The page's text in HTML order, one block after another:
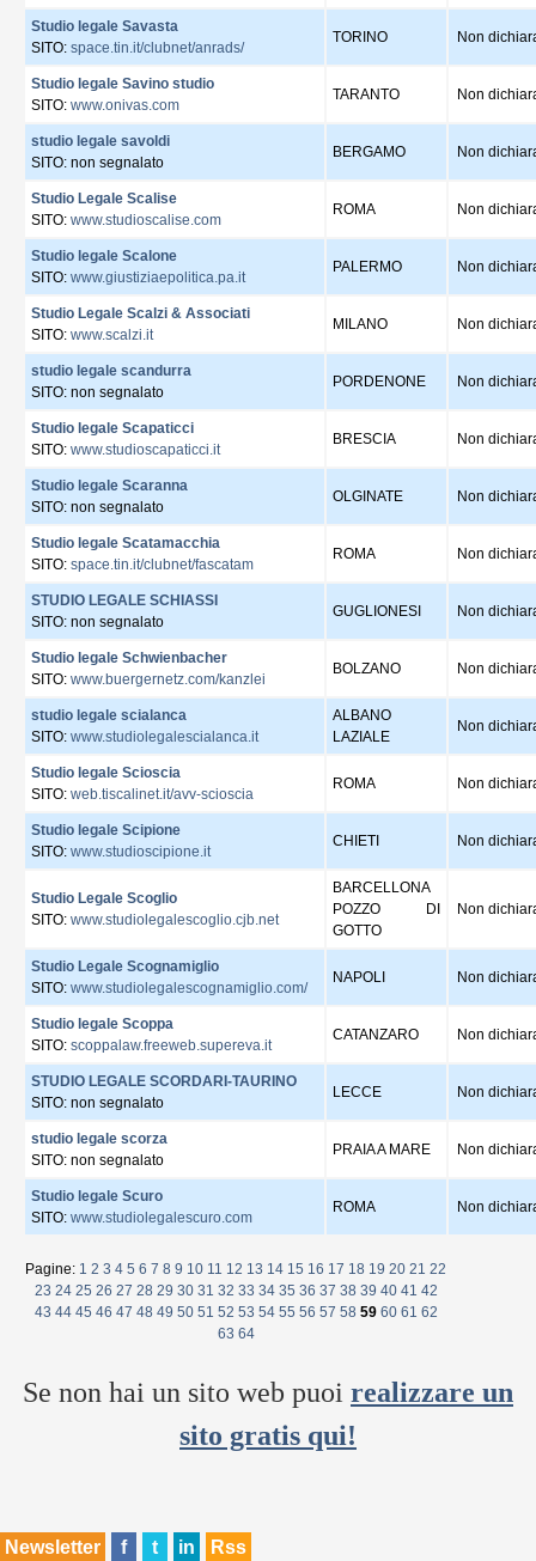
Studio legale Savasta
SITO: space.tin.it/clubnet/anrads/
TORINO Non
Studio legale Savino studio
SITO: www.onivas.com
TARANTO Non
studio legale savoldi
SITO: non segnalato
BERGAMO Non
Studio Legale Scalise
SITO: www.studioscalise.com
ROMA Non
Studio legale Scalone
SITO: www.giustiziaepolitica.pa.it
PALERMO Non
Studio Legale Scalzi & Associati
SITO: www.scalzi.it
MILANO Non
studio legale scandurra
SITO: non segnalato
PORDENONE Non
Studio legale Scapaticci
SITO: www.studioscapaticci.it
BRESCIA Non
Studio legale Scaranna
SITO: non segnalato
OLGINATE Non
Studio legale Scatamacchia
SITO: space.tin.it/clubnet/fascatam
ROMA Non
STUDIO LEGALE SCHIASSI
SITO: non segnalato
GUGLIONESI Non
Studio legale Schwienbacher
SITO: www.buergernetz.com/kanzlei
BOLZANO Non
studio legale scialanca
SITO: www.studiolegalescialanca.it
ALBANO
LAZIALE
Non
Studio legale Scioscia
SITO: web.tiscalinet.it/avv-scioscia
ROMA Non
Studio legale Scipione
SITO: www.studioscipione.it
CHIETI Non
Studio Legale Scoglio
SITO: www.studiolegalescoglio.cjb.net
BARCELLONA
POZZO DI
GOTTO
Non
Studio Legale Scognamiglio
SITO: www.studiolegalescognamiglio.com/
NAPOLI Non
Studio legale Scoppa
SITO: scoppalaw.freeweb.supereva.it
CATANZARO Non
STUDIO LEGALE SCORDARI-TAURINO
SITO: non segnalato
LECCE Non
studio legale scorza
SITO: non segnalato
PRAIA A MARE Non
Studio legale Scuro
SITO: www.studiolegalescuro.com
ROMA Non
Pagine: 1 2 3 4 5 6 7 8 9 10 11 12 13 14 15 16 17 18 19 20 21 22
23 24 25 26 27 28 29 30 31 32 33 34 35 36 37 38 39 40 41 42
43 44 45 46 47 48 49 50 51 52 53 54 55 56 57 58 59 60 61 62
63 64
Se non hai un sito web puoi realizzare un
sito gratis qui!
Newsletter f t in Rss